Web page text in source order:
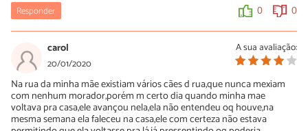
Responder 0 0
A sua avaliação:
carol
20/01/2020
Na rua da minha mãe existiam vários cães d rua,que nunca mexiam
com nenhum morador,porém m certo dia quando minha mae
voltava pra casa,ele avançou nela,ela não entendeu oq houve,na
mesma semana ela faleceu na casa,ele com certeza não estava